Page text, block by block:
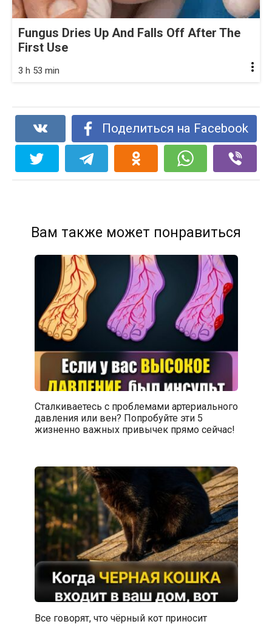
Fungus Dries Up And Falls Off After The
First Use
3 h 53 min
Поделиться на Facebook
Вам также может понравиться
Сталкиваетесь с проблемами артериального
давления или вен? Попробуйте эти 5
жизненно важных привычек прямо сейчас!
Все говорят, что чёрный кот приносит